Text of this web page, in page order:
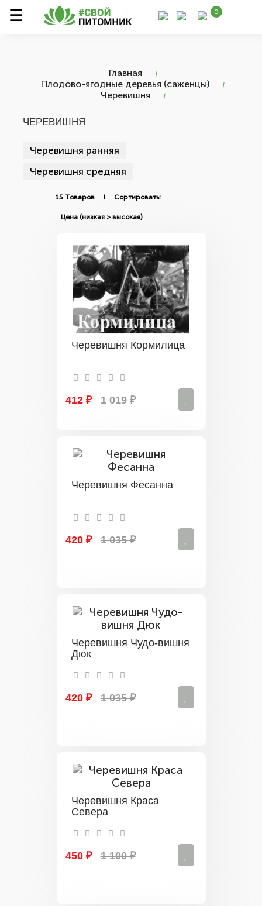
0
Главная
Плодово-ягодные деревья (саженцы)
Черевишня
ЧЕРЕВИШНЯ
Черевишня ранняя
Черевишня средняя
15 Товаров I Сортировать:
Черевишня Кормилица
412 ₽ 1 019 ₽
Черевишня Фесанна
420 ₽ 1 035 ₽
Черевишня Чудо-вишня
Дюк
420 ₽ 1 035 ₽
Черевишня Краса
Севера
450 ₽ 1 100 ₽